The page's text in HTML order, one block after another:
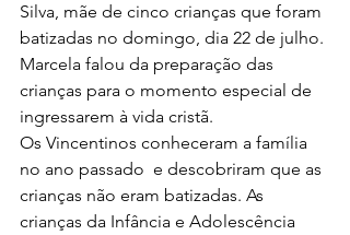
Silva, mãe de cinco crianças que foram
batizadas no domingo, dia 22 de julho.
Marcela falou da preparação das
crianças para o momento especial de
ingressarem à vida cristã.
Os Vincentinos conheceram a família
no ano passado  e descobriram que as
crianças não eram batizadas. As
crianças da Infância e Adolescência